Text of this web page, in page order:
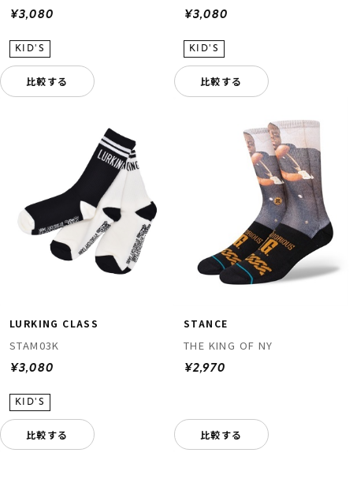
¥3,080
比較する
¥3,080
比較する
LURKING CLASS
STAM03K
¥3,080
比較する
STANCE
THE KING OF NY
¥2,970
比較する